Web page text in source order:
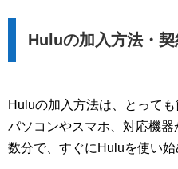
Huluの加入方法・契
Huluの加入方法は、とっても
パソコンやスマホ、対応機器
数分で、すぐにHuluを使い始